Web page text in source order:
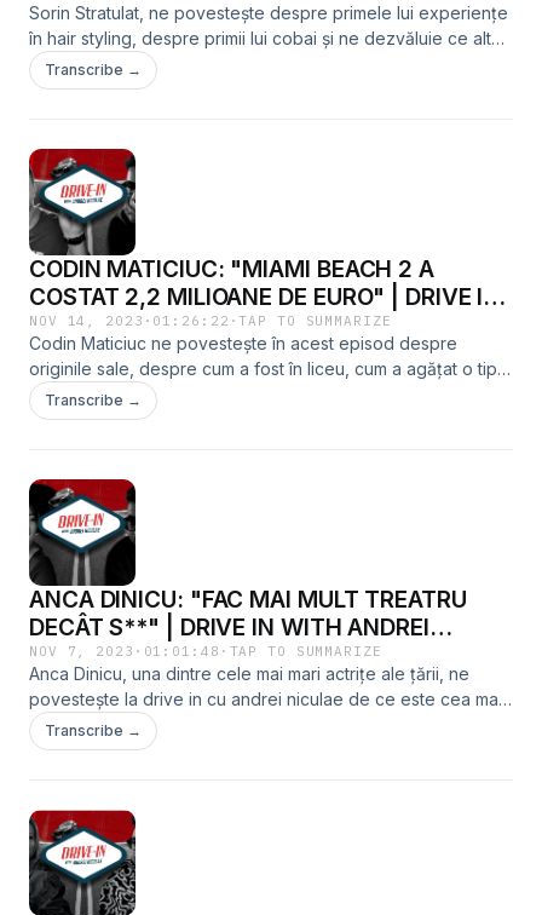
Sorin Stratulat, ne povestește despre primele lui experiențe
în hair styling, despre primii lui cobai și ne dezvăluie ce alte
lucruri mai știe să pună în practică…cum ar fi conducerea
vehiculelor de categorie C. Pe lângă faptul că este un
@niculaeandrei FB: facebook.com/andrei.niculae TikTok:
@niculae_andrei
Transcribe →
CODIN MATICIUC: "MIAMI BEACH 2 A
COSTAT 2,2 MILIOANE DE EURO" | DRIVE IN
WITH ANDREI NICULAE
NOV 14, 2023 · 01:26:22 ·TAP TO SUMMARIZE
Codin Maticiuc ne povestește în acest episod despre
originile sale, despre cum a fost în liceu, cum a agățat o tipă
la Paris doar pentru că a vrut să o impresioneze, de ce a dat
2,2 milioane de euro pe Miami Beach și multe altele. Un car
Transcribe →
ANCA DINICU: "FAC MAI MULT TREATRU
DECÂT S**" | DRIVE IN WITH ANDREI
NICULAE
NOV 7, 2023 · 01:01:48 · TAP TO SUMMARIZE
Anca Dinicu, una dintre cele mai mari actrițe ale țării, ne
povestește la drive in cu andrei niculae de ce este cea mai
tare din parcare. Instagram:
@niculaeandreihttps://instagram.com/niculaeandrei?
_t=8h9uWI5DTbE&amp;_r=1Facebook: Andrei
Niculaehttp://facebook.com/andrei.niculae
Transcribe →